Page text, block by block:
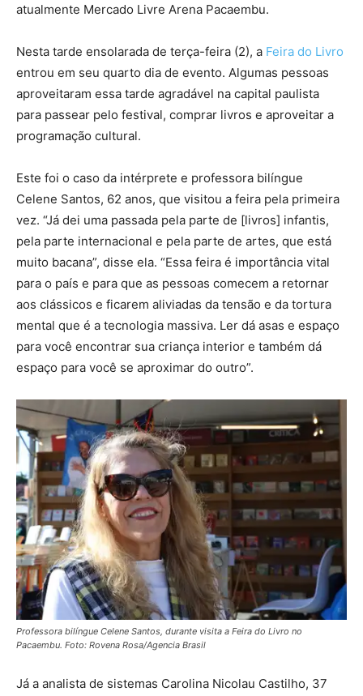
atualmente Mercado Livre Arena Pacaembu.
Nesta tarde ensolarada de terça-feira (2), a Feira do Livro
entrou em seu quarto dia de evento. Algumas pessoas
aproveitaram essa tarde agradável na capital paulista
para passear pelo festival, comprar livros e aproveitar a
programação cultural.
Este foi o caso da intérprete e professora bilíngue
Celene Santos, 62 anos, que visitou a feira pela primeira
vez. “Já dei uma passada pela parte de [livros] infantis,
pela parte internacional e pela parte de artes, que está
muito bacana”, disse ela. “Essa feira é importância vital
para o país e para que as pessoas comecem a retornar
aos clássicos e ficarem aliviadas da tensão e da tortura
mental que é a tecnologia massiva. Ler dá asas e espaço
para você encontrar sua criança interior e também dá
espaço para você se aproximar do outro”.
Professora bilíngue Celene Santos, durante visita a Feira do Livro no
Pacaembu. Foto: Rovena Rosa/Agencia Brasil
Já a analista de sistemas Carolina Nicolau Castilho, 37